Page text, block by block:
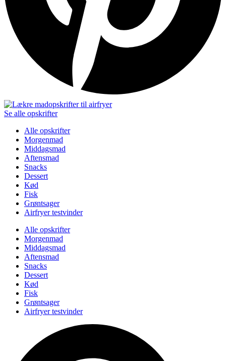
Se alle opskrifter
Alle opskrifter
Morgenmad
Middagsmad
Aftensmad
Snacks
Dessert
Kød
Fisk
Grøntsager
Airfryer testvinder
Alle opskrifter
Morgenmad
Middagsmad
Aftensmad
Snacks
Dessert
Kød
Fisk
Grøntsager
Airfryer testvinder